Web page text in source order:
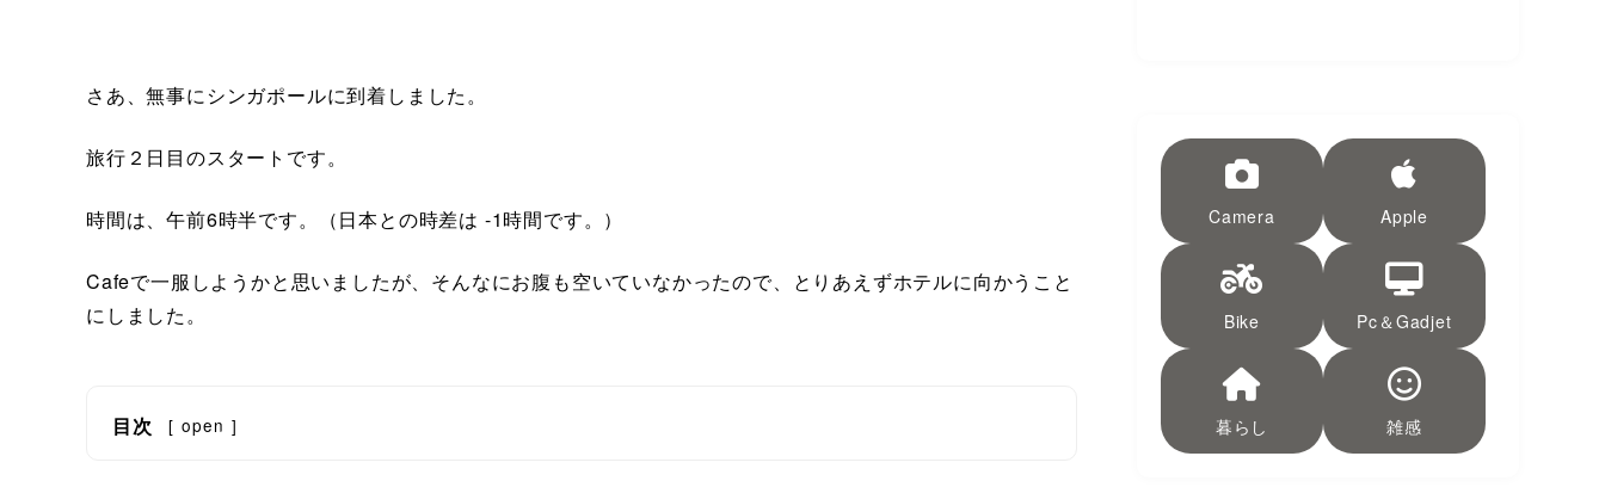
さあ、無事にシンガポールに到着しました。
旅行２日目のスタートです。
時間は、午前6時半です。（日本との時差は -1時間です。）
Cafeで一服しようかと思いましたが、そんなにお腹も空いていなかったので、とりあえずホテルに向かうこと
にしました。
目次 [ open ]
Camera Apple
Bike Pc＆Gadjet
暮らし 雑感